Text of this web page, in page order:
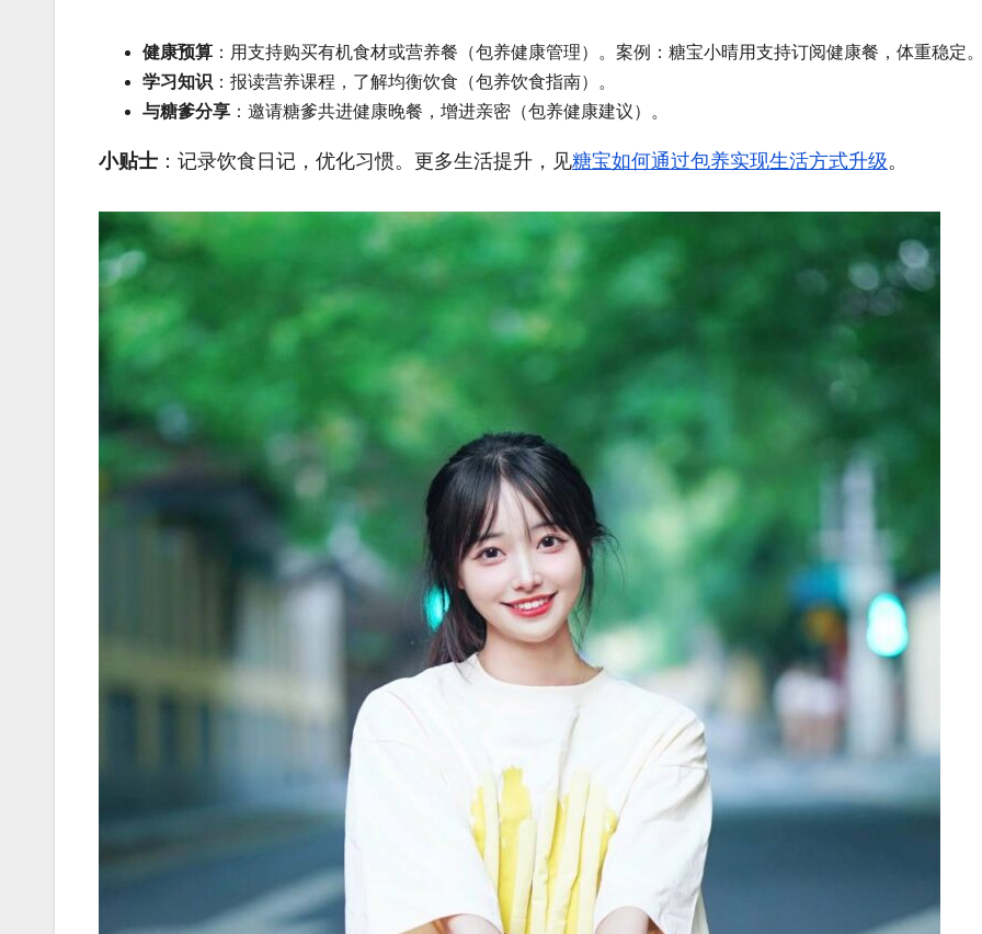
健康预算 ：用支持购买有机食材或营养餐（包养健康管理）。案例：糖宝小晴用支持订阅健康餐，体重稳定
学习知识 ：报读营养课程，了解均衡饮食（包养饮食指南）。
与糖爹分享 ：邀请糖爹共进健康晚餐，增进亲密（包养健康建议）。
小贴士 ：记录饮食日记，优化习惯。更多生活提升，见糖宝如何通过包养实现生活方式升级。